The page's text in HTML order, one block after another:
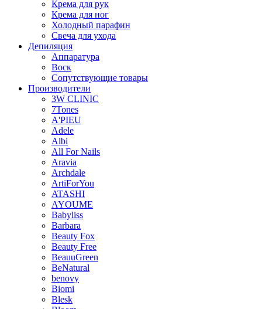
Крема для рук
Крема для ног
Холодный парафин
Свеча для ухода
Депиляция
Аппаратура
Воск
Сопутствующие товары
Производители
3W CLINIC
7Tones
A'PIEU
Adele
Albi
All For Nails
Aravia
Archdale
ArtiForYou
ATASHI
AYOUME
Babyliss
Barbara
Beauty Fox
Beauty Free
BeauuGreen
BeNatural
benovy
Biomi
Blesk